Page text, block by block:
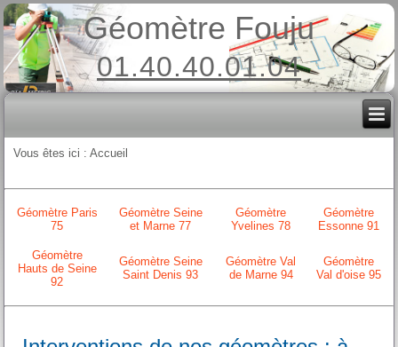
Géomètre Fouju
01.40.40.01.04
Vous êtes ici :Accueil
Géomètre Paris
75
Géomètre Seine
et Marne 77
Géomètre
Yvelines 78
Géomètre
Essonne 91
Géomètre
Hauts de Seine
92
Géomètre Seine
Saint Denis 93
Géomètre Val
de Marne 94
Géomètre
Val d'oise 95